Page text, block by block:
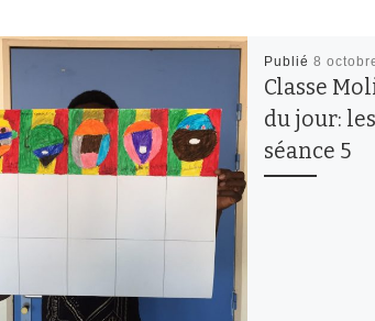
Publié 8
Classe
du jour:
séance 5